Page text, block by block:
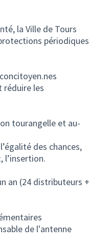
la Ville de Tours
périodiques
les
tourangelle et au-
des chances,
l’insertion.
an (24 distributeurs +
de l'antenne